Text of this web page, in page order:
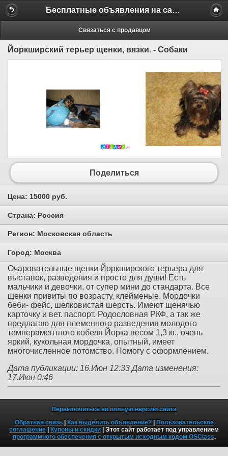
Бесплатные объявления на сайте MILAMO.ru
Связаться с продавцом
Йоркширский терьер щенки, вязки. - Собаки
Поделиться
Цена: 15000 руб.
Страна: Россия
Регион: Московская область
Город: Москва
Очаровательные щенки Йоркширского терьера для
выставок, разведения и просто для души! Есть
мальчики и девочки, от супер мини до стандарта. Все
щенки привиты по возрасту, клейменые. Мордочки
беби- фейс, шелковистая шерсть. Имеют щенячью
карточку и вет. паспорт. Родословная РКФ, а так же
предлагаю для племенного разведения молодого
темпераментного кобеля Йорка весом 1,3 кг., очень
яркий, кукольная мордочка, опытный, имеет
многочисленное потомство. Помогу с оформлением.
Дата публикации: 16.Июн 12:33 Дата изменения:
17.Июн 0:46
Переключиться на полную версию сайта
Обратная связь| Как выделить объявление?| Пользовательское
соглашение | Купоны и скидки | Этот сайт работает под управлением
программного обеспечения с открытым исходным кодом OSClass.